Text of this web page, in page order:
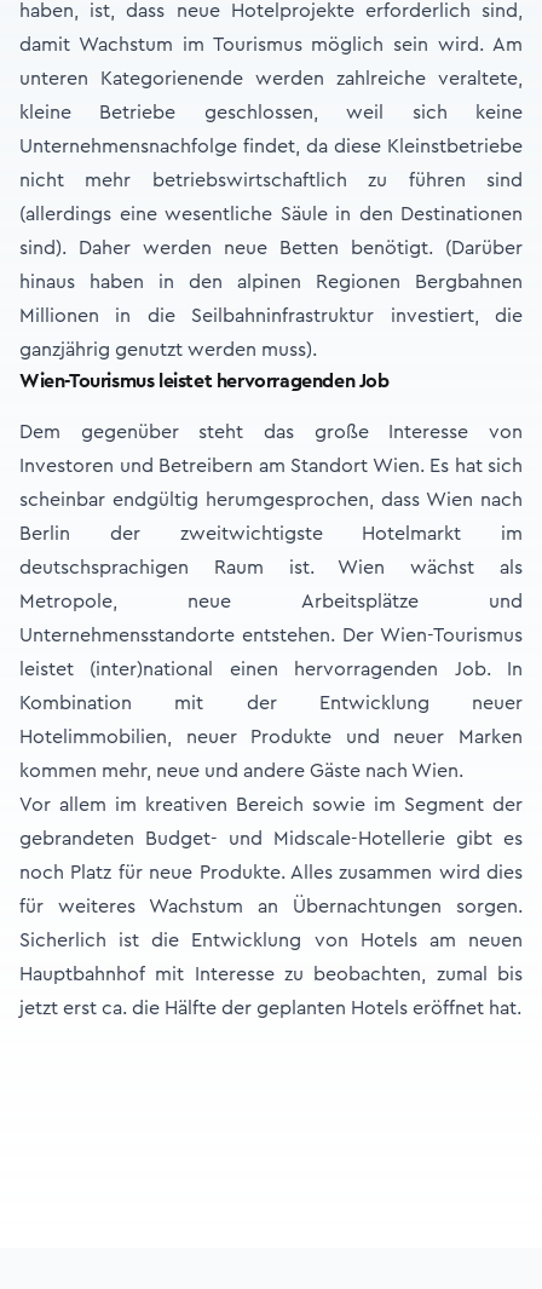
haben, ist, dass neue Hotelprojekte erforderlich sind,
damit Wachstum im Tourismus möglich sein wird. Am
unteren Kategorienende werden zahlreiche veraltete,
kleine Betriebe geschlossen, weil sich keine
Unternehmensnachfolge findet, da diese Kleinstbetriebe
nicht mehr betriebswirtschaftlich zu führen sind
(allerdings eine wesentliche Säule in den Destinationen
sind). Daher werden neue Betten benötigt. (Darüber
hinaus haben in den alpinen Regionen Bergbahnen
Millionen in die Seilbahninfrastruktur investiert, die
ganzjährig genutzt werden muss).
Wien-Tourismus leistet hervorragenden Job
Dem gegenüber steht das große Interesse von
Investoren und Betreibern am Standort Wien. Es hat sich
scheinbar endgültig herumgesprochen, dass Wien nach
Berlin der zweitwichtigste Hotelmarkt im
deutschsprachigen Raum ist. Wien wächst als
Metropole, neue Arbeitsplätze und
Unternehmensstandorte entstehen. Der Wien-Tourismus
leistet (inter)national einen hervorragenden Job. In
Kombination mit der Entwicklung neuer
Hotelimmobilien, neuer Produkte und neuer Marken
kommen mehr, neue und andere Gäste nach Wien.
Vor allem im kreativen Bereich sowie im Segment der
gebrandeten Budget- und Midscale-Hotellerie gibt es
noch Platz für neue Produkte. Alles zusammen wird dies
für weiteres Wachstum an Übernachtungen sorgen.
Sicherlich ist die Entwicklung von Hotels am neuen
Hauptbahnhof mit Interesse zu beobachten, zumal bis
jetzt erst ca. die Hälfte der geplanten Hotels eröffnet hat.